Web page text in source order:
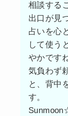
相談する
出口が見
占いを心
して使う
やかです
気負わず
と、背中
す。